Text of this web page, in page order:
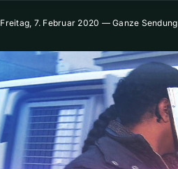
Freitag, 7. Februar 2020 — Ganze Sendung